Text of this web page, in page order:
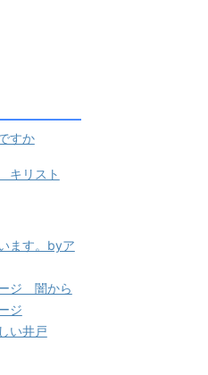
すか
キリスト
ます。byア
ジ 闇から
ジ
い井戸